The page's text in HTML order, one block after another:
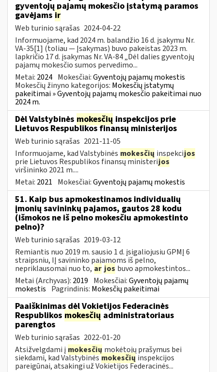
gyventojų pajamų mokesčio įstatymą paramos
gavėjams ir
Web turinio sąrašas 2024-04-22
Informuojame, kad 2024 m. balandžio 16 d. įsakymu Nr.
VA-35[1] (toliau — Įsakymas) buvo pakeistas 2023 m.
lapkričio 17 d. įsakymas Nr. VA-84 „Dėl dalies gyventojų
pajamų mokesčio sumos pervedimo...
Metai: 2024 Mokesčiai:Gyventojų pajamų mokestis
Mokesčių žinyno kategorijos: Mokesčių įstatymų
pakeitimai » Gyventojų pajamų mokesčio pakeitimai nuo
2024 m.
Dėl Valstybinės mokesčių inspekcijos prie
Lietuvos Respublikos finansų ministerijos
Web turinio sąrašas 2021-11-05
Informuojame, kad Valstybinės mokesčių inspekcijos
prie Lietuvos Respublikos finansų ministerijos
viršininko 2021 m....
Metai: 2021 Mokesčiai:Gyventojų pajamų mokestis
51. Kaip bus apmokestinamos individualių
įmonių savininkų pajamos, gautos 28 kodu
(išmokos ne iš pelno mokesčiu apmokestinto
pelno)?
Web turinio sąrašas 2019-03-12
Remiantis nuo 2019 m. sausio 1 d. įsigaliojusiu GPMĮ 6
straipsniu, IĮ savininko pajamoms iš pelno,
nepriklausomai nuo to, ar jos buvo apmokestintos...
Metai (Archyvas): 2019 Mokesčiai:Gyventojų pajamų
mokestis Pagrindinis: Mokesčių pakeitimai
Paaiškinimas dėl Vokietijos Federacinės
Respublikos mokesčių administratoriaus
parengtos
Web turinio sąrašas 2022-01-20
Atsižvelgdami į mokesčių mokėtojų prašymus bei
siekdami, kad Valstybinėsmokesčių inspekcijos
pareigūnai, atsakingi už Vokietijos Federacinės...